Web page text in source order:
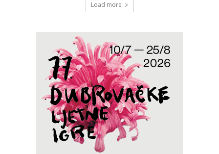
Load more